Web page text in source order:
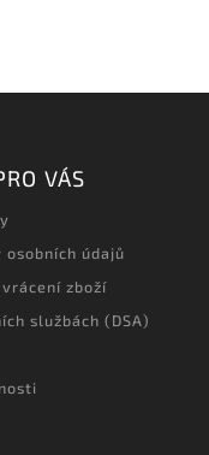
VÁS
osobních údajů
zboží
službách (DSA)